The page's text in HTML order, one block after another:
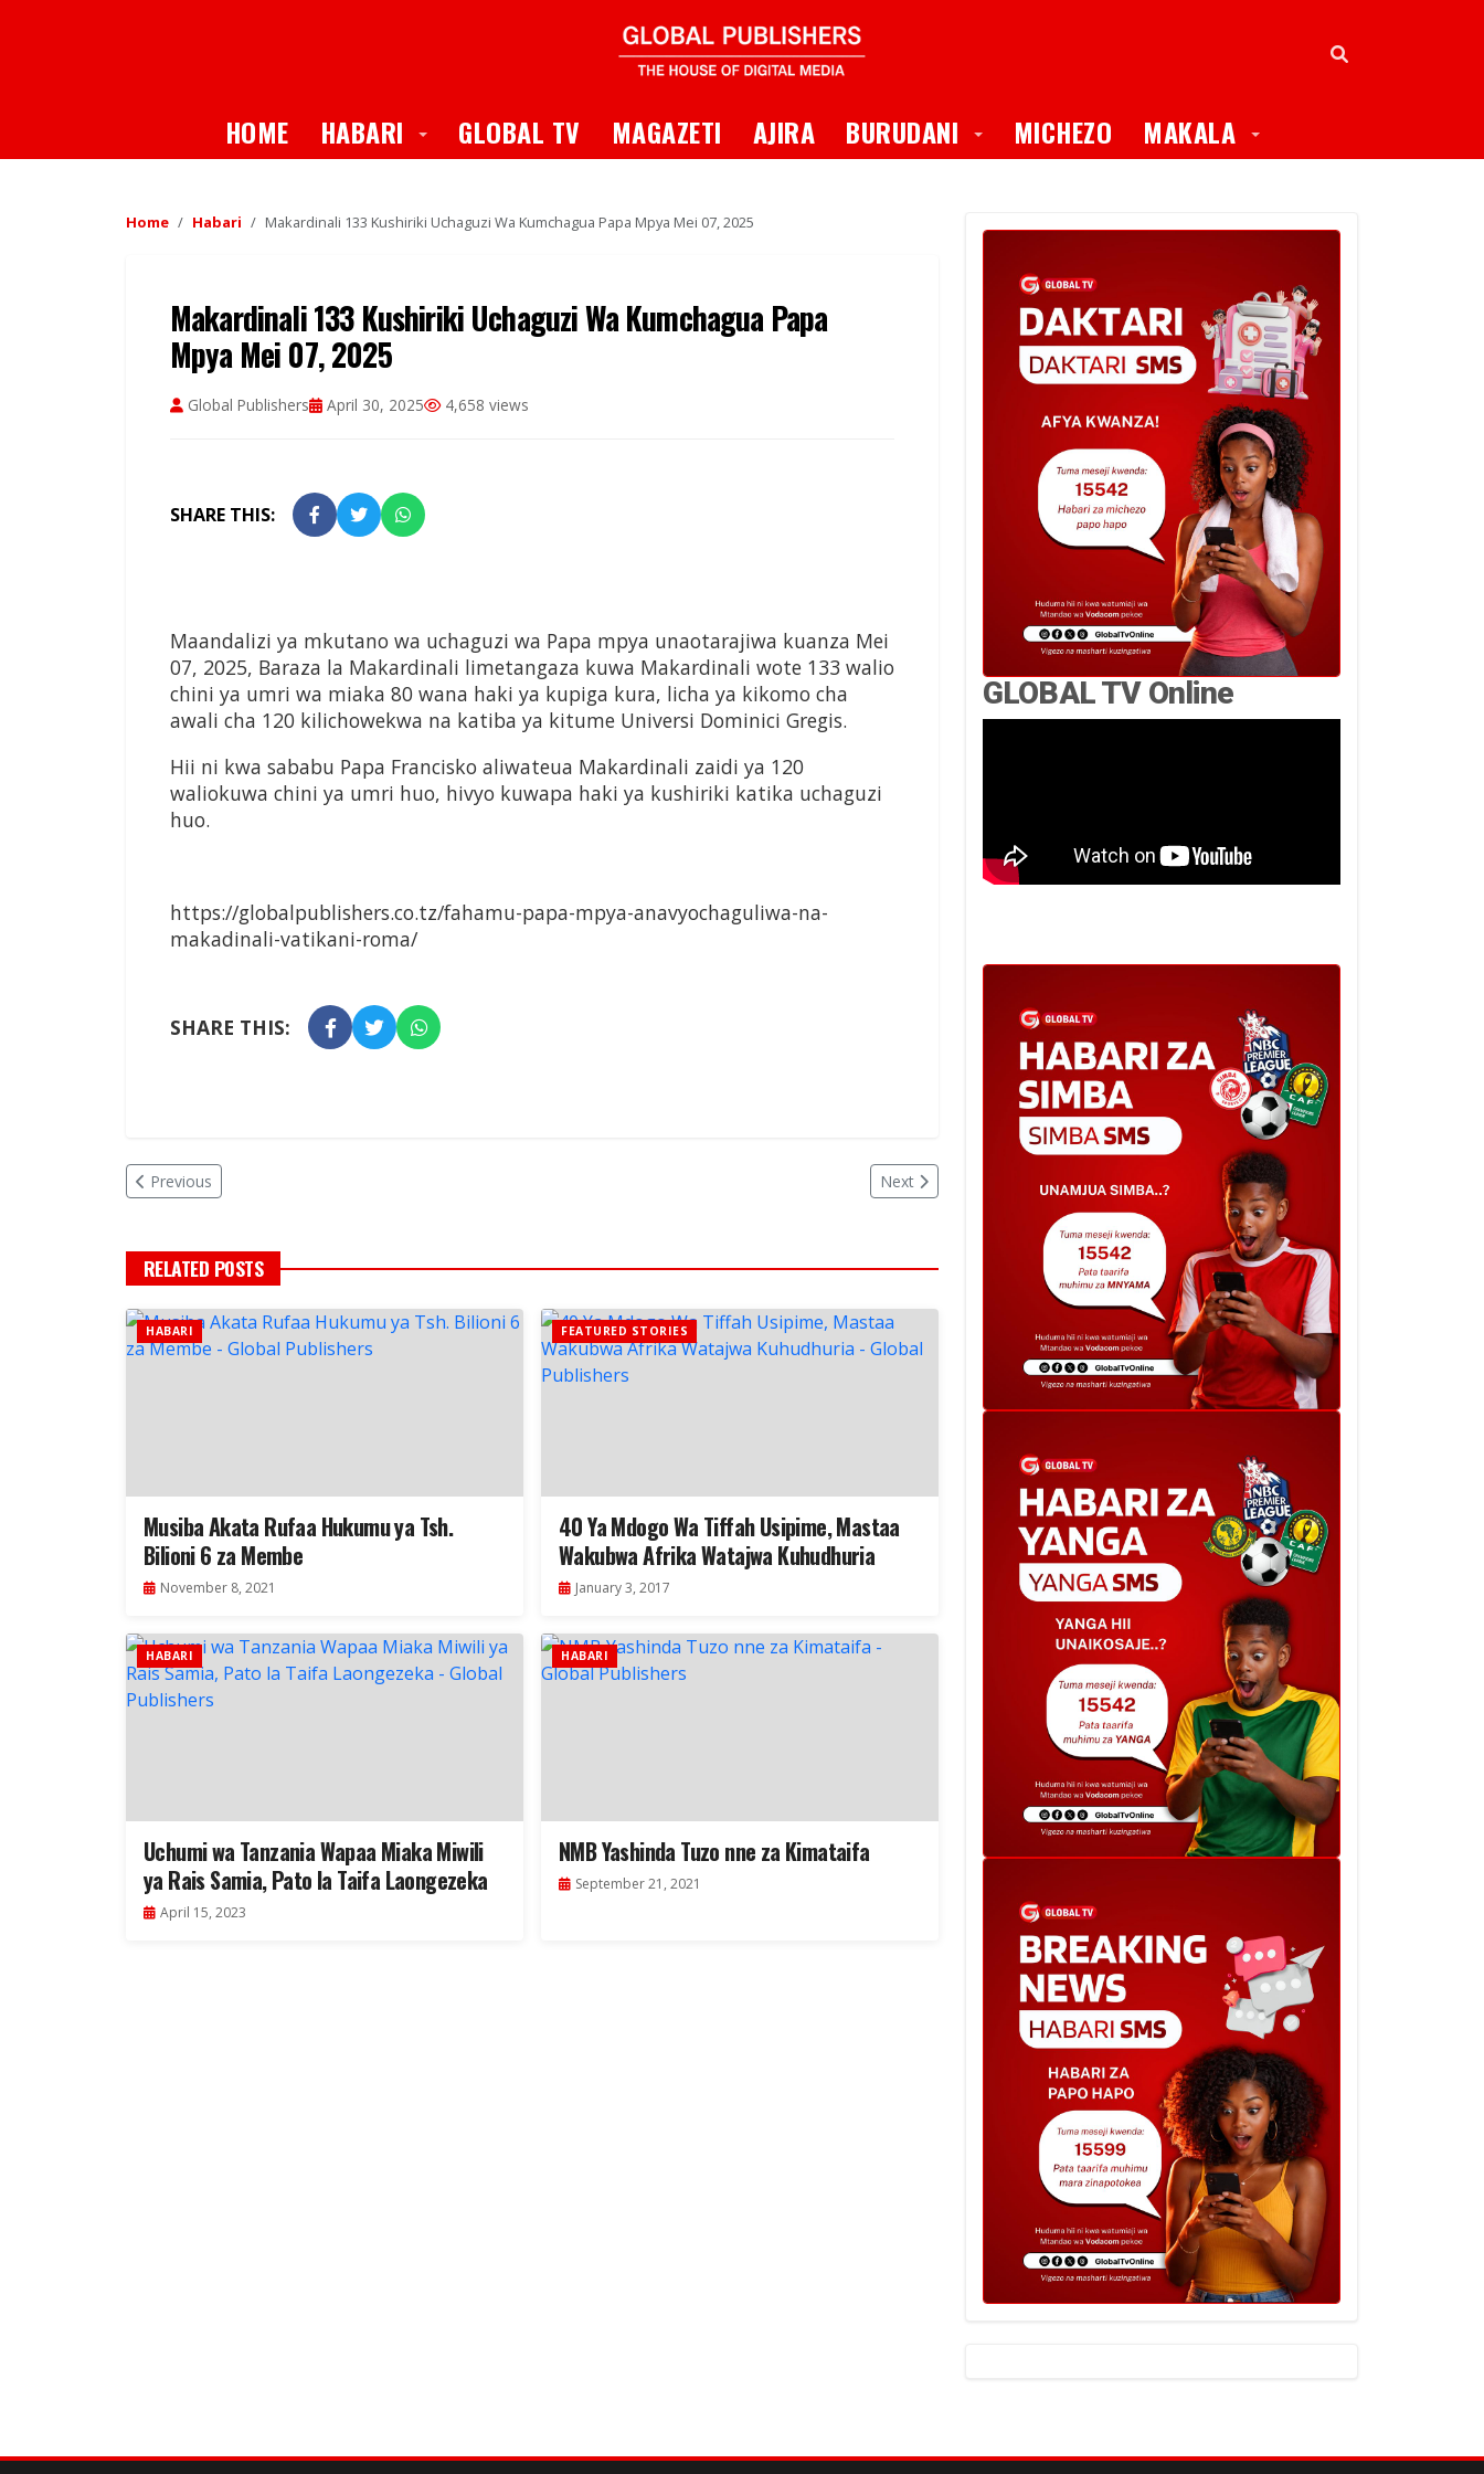
HOME HABARI Toggle Dropdown
GLOBAL TV MAGAZETI AJIRA BURUDANI Toggle Dropdown
MICHEZO MAKALA Toggle Dropdown
Home Habari Makardinali 133 Kushiriki Uchaguzi Wa Kumchagua Papa Mpya Mei 07, 2025
Makardinali 133 Kushiriki Uchaguzi Wa Kumchagua Papa
Mpya Mei 07, 2025
Global Publishers April 30, 2025 4,658 views
SHARE THIS:
Maandalizi ya mkutano wa uchaguzi wa Papa mpya unaotarajiwa kuanza Mei
07, 2025, Baraza la Makardinali limetangaza kuwa Makardinali wote 133 walio
chini ya umri wa miaka 80 wana haki ya kupiga kura, licha ya kikomo cha
awali cha 120 kilichowekwa na katiba ya kitume Universi Dominici Gregis.
Hii ni kwa sababu Papa Francisko aliwateua Makardinali zaidi ya 120
waliokuwa chini ya umri huo, hivyo kuwapa haki ya kushiriki katika uchaguzi
huo.
https://globalpublishers.co.tz/fahamu-papa-mpya-anavyochaguliwa-na-
makadinali-vatikani-roma/
SHARE THIS:
Previous Next
RELATED POSTS
HABARI
Musiba Akata Rufaa Hukumu ya Tsh.
Bilioni 6 za Membe
November 8, 2021
FEATURED STORIES
40 Ya Mdogo Wa Tiffah Usipime, Mastaa
Wakubwa Afrika Watajwa Kuhudhuria
January 3, 2017
HABARI
Uchumi wa Tanzania Wapaa Miaka Miwili
ya Rais Samia, Pato la Taifa Laongezeka
April 15, 2023
HABARI
NMB Yashinda Tuzo nne za Kimataifa
September 21, 2021
GLOBAL TV Online